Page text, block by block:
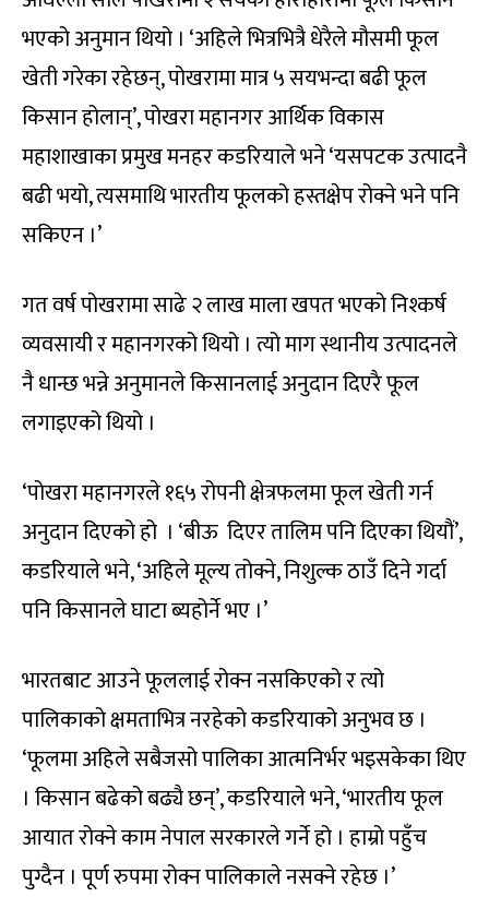
भएको अनुमान थियो । ‘अहिले भित्रभित्रै धेरैले मौसमी फूल
खेती गरेका रहेछन्, पोखरामा मात्र ५ सयभन्दा बढी फूल
किसान होलान्’, पोखरा महानगर आर्थिक विकास
महाशाखाका प्रमुख मनहर कडरियाले भने ‘यसपटक उत्पादनै
बढी भयो, त्यसमाथि भारतीय फूलको हस्तक्षेप रोक्ने भने पनि
सकिएन ।’
गत वर्ष पोखरामा साढे २ लाख माला खपत भएको निश्कर्ष
व्यवसायी र महानगरको थियो । त्यो माग स्थानीय उत्पादनले
नै धान्छ भन्ने अनुमानले किसानलाई अनुदान दिएरै फूल
लगाइएको थियो ।
‘पोखरा महानगरले १६५ रोपनी क्षेत्रफलमा फूल खेती गर्न
अनुदान दिएको हो । ‘बीऊ दिएर तालिम पनि दिएका थियौं’,
कडरियाले भने, ‘अहिले मूल्य तोक्ने, निशुल्क ठाउँ दिने गर्दा
पनि किसानले घाटा ब्यहोर्ने भए ।’
भारतबाट आउने फूललाई रोक्न नसकिएको र त्यो
पालिकाको क्षमताभित्र नरहेको कडरियाको अनुभव छ ।
‘फूलमा अहिले सबैजसो पालिका आत्मनिर्भर भइसकेका थिए
। किसान बढेको बढ्यै छन्’, कडरियाले भने, ‘भारतीय फूल
आयात रोक्ने काम नेपाल सरकारले गर्ने हो । हाम्रो पहुँच
पुग्दैन । पूर्ण रुपमा रोक्न पालिकाले नसक्ने रहेछ ।’